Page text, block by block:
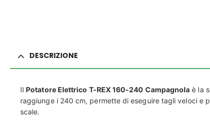
DESCRIZIONE
IlPotatore Elettrico T-REX 160-240 Campagnola è la
raggiunge i 240 cm, permette di eseguire tagli veloci e
scale.